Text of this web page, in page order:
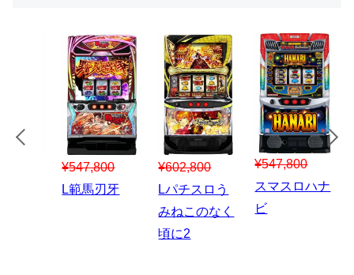
¥547,800
スマスロハナ
¥150,000
スマスロ秘宝
¥1,867,800
Lパチスロ 炎
炎ノ消防隊2